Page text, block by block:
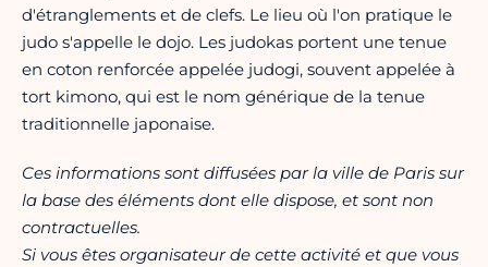
d'étranglements et de clefs. Le lieu où l'on pratique le
judo s'appelle le dojo. Les judokas portent une tenue
en coton renforcée appelée judogi, souvent appelée à
tort kimono, qui est le nom générique de la tenue
traditionnelle japonaise.
Ces informations sont diffusées par la ville de Paris sur
la base des éléments dont elle dispose, et sont non
contractuelles.
Si vous êtes organisateur de cette activité et que vous